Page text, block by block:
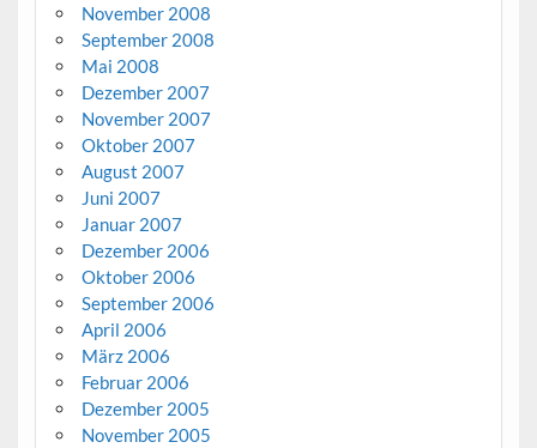
November 2008
September 2008
Mai 2008
Dezember 2007
November 2007
Oktober 2007
August 2007
Juni 2007
Januar 2007
Dezember 2006
Oktober 2006
September 2006
April 2006
März 2006
Februar 2006
Dezember 2005
November 2005